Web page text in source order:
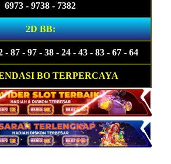
6973 - 9738 - 7382
2D BB:
- 87 - 97 - 38 - 24 - 43 - 83 - 67 - 64
BO TERPERCAYA